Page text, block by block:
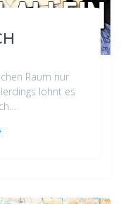
Raum nur
lohnt es